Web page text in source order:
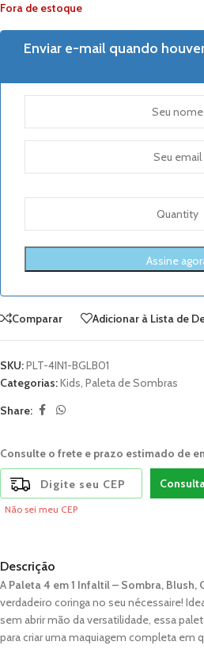
Fora de estoque
Enviar e-mail quando
Comparar Adicionar à Lista de
SKU:PLT-4IN1-BGLB01
Categorias:Kids, Paleta de Sombras
Share:
Consulte o frete e prazo estimado de
Não sei meu CEP
Descrição
A Paleta 4 em 1 Infaltil – Sombra, Blush,
verdadeiro coringa no seu nécessaire!
sem abrir mão da versatilidade, essa
para criar uma maquiagem completa em